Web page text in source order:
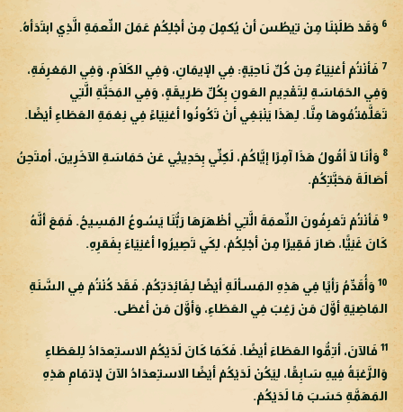
6 وَقَدْ طَلَبْنَا مِنْ تِيطُسَ أنْ يُكمِلَ مِنْ أجْلِكُمْ عَمَلَ النِّعمَةِ الَّذِي ابتَدَأهُ.
7 فَأنْتُمْ أغنِيَاءٌ مِنْ كُلِّ نَاحِيَةٍ: فِي الإيمَانِ، وَفِي الكَلَامِ، وَفِي المَعْرِفَةِ،
وَفِي الحَمَاسَةِ لِتَقْدِيمِ العَونِ بِكُلِّ طَرِيقَةٍ، وَفِي المَحَبَّةِ الَّتِي
تَعَلَّمْتُمُوهَا مِنَّا. لِهَذَا يَنْبَغِي أنْ تَكُونُوا أغنِيَاءً فِي نِعْمَةِ العَطَاءِ أيْضًا.
8 وَأنَا لَا أقُولُ هَذَا آمِرًا إيَّاكُمْ، لَكِنِّي بِحَدِيثِي عَنْ حَمَاسَةِ الآخَرِينَ، أمتَحِنُ
أصَالَةَ مَحَبَّتِكُمْ.
9 فَأنْتُمْ تَعْرِفُونَ النِّعمَةَ الَّتِي أظْهَرَهَا رَبُّنَا يَسُوعُ المَسِيحُ. فَمَعَ أنَّهُ
كَانَ غَنِيًّا، صَارَ فَقِيرًا مِنْ أجْلِكُمْ، لِكَي تَصِيرُوا أغنِيَاءَ بِفَقرِهِ.
10 وَأُقَدِّمُ رَأيًا فِي هَذِهِ المَسألَةِ أيْضًا لِفَائِدَتِكُمْ. فَقَدْ كُنْتُمْ فِي السَّنَةِ
المَاضِيَةِ أوَّلَ مَنْ رَغِبَ فِي العَطَاءِ، وَأوَّلَ مَنْ أعْطَى.
11 فَالآنَ، أتِمُّوا العَطَاءَ أيْضًا. فَكَمَا كَانَ لَدَيْكُمْ الاستِعدَادُ لِلعَطَاءِ
وَالرَّغبَةُ فِيهِ سَابِقًا، لِيَكُنْ لَدَيْكُمْ أيْضًا الاستِعدَادُ الآنَ لإتمَامِ هَذِهِ
المَهَمَّةِ حَسَبَ مَا لَدَيْكُمْ.